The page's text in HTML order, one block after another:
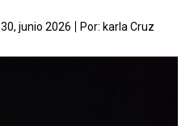
30, junio 2026 Por: karla Cruz